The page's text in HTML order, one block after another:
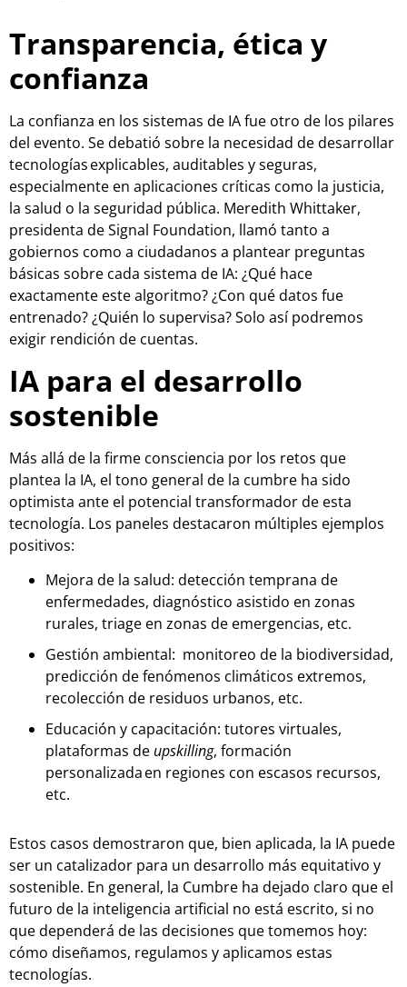
Transparencia, ética y
confianza
La confianza en los sistemas de IA fue otro de los pilares
del evento. Se debatió sobre la necesidad de desarrollar
tecnologías explicables, auditables y seguras,
especialmente en aplicaciones críticas como la justicia,
la salud o la seguridad pública. Meredith Whittaker,
presidenta de Signal Foundation, llamó tanto a
gobiernos como a ciudadanos a plantear preguntas
básicas sobre cada sistema de IA: ¿Qué hace
exactamente este algoritmo? ¿Con qué datos fue
entrenado? ¿Quién lo supervisa? Solo así podremos
exigir rendición de cuentas.
IA para el desarrollo
sostenible
Más allá de la firme consciencia por los retos que
plantea la IA, el tono general de la cumbre ha sido
optimista ante el potencial transformador de esta
tecnología. Los paneles destacaron múltiples ejemplos
positivos:
Mejora de la salud: detección temprana de
enfermedades, diagnóstico asistido en zonas
rurales, triage en zonas de emergencias, etc.
Gestión ambiental: monitoreo de la biodiversidad,
predicción de fenómenos climáticos extremos,
recolección de residuos urbanos, etc.
Educación y capacitación: tutores virtuales,
plataformas de upskilling, formación
personalizada en regiones con escasos recursos,
etc.
Estos casos demostraron que, bien aplicada, la IA puede
ser un catalizador para un desarrollo más equitativo y
sostenible. En general, la Cumbre ha dejado claro que el
futuro de la inteligencia artificial no está escrito, si no
que dependerá de las decisiones que tomemos hoy:
cómo diseñamos, regulamos y aplicamos estas
tecnologías.